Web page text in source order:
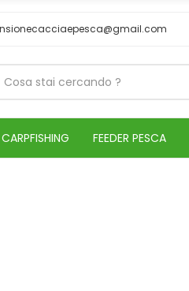
CARPFISHING FEEDER PESCA